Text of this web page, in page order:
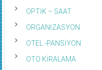
OPTİK – SAAT
ORGANİZASYON
OTEL -PANSİYON
OTO KİRALAMA